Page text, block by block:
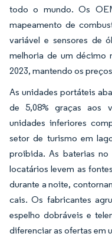
todo o mundo. Os
mapeamento de
variável e sensores de
melhoria de um décimo
2023, mantendo os
As unidades portáteis
de 5,08% graças aos
unidades inferiores
setor de turismo em
proibida. As baterias
locatários levem as
durante a noite,
cais. Os fabricantes
espelho dobráveis e
diferenciar as ofertas em